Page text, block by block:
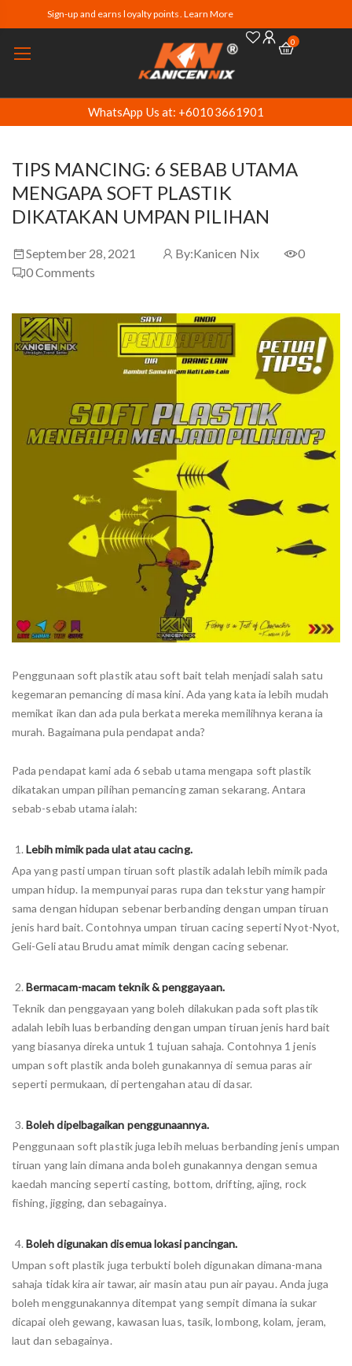
Sign-up and earns loyalty points. Learn More
0
WhatsApp Us at: +60103661901
TIPS MANCING: 6 SEBAB UTAMA
MENGAPA SOFT PLASTIK
DIKATAKAN UMPAN PILIHAN
September 28, 2021 By:Kanicen Nix
0
0Comments
Penggunaan soft plastik atau soft bait telah menjadi salah satu
kegemaran pemancing di masa kini. Ada yang kata ia lebih mudah
memikat ikan dan ada pula berkata mereka memilihnya kerana ia
murah. Bagaimana pula pendapat anda?
Pada pendapat kami ada 6 sebab utama mengapa soft plastik
dikatakan umpan pilihan pemancing zaman sekarang. Antara
sebab-sebab utama ialah:
Lebih mimik pada ulat atau cacing.
Apa yang pasti umpan tiruan soft plastik adalah lebih mimik pada
umpan hidup. Ia mempunyai paras rupa dan tekstur yang hampir
sama dengan hidupan sebenar berbanding dengan umpan tiruan
jenis hard bait. Contohnya umpan tiruan cacing seperti Nyot-Nyot,
Geli-Geli atau Brudu amat mimik dengan cacing sebenar.
Bermacam-macam teknik & penggayaan.
Teknik dan penggayaan yang boleh dilakukan pada soft plastik
adalah lebih luas berbanding dengan umpan tiruan jenis hard bait
yang biasanya direka untuk 1 tujuan sahaja. Contohnya 1 jenis
umpan soft plastik anda boleh gunakannya di semua paras air
seperti permukaan, di pertengahan atau di dasar.
Boleh dipelbagaikan penggunaannya.
Penggunaan soft plastik juga lebih meluas berbanding jenis umpan
tiruan yang lain dimana anda boleh gunakannya dengan semua
kaedah mancing seperti casting, bottom, drifting, ajing, rock
fishing, jigging, dan sebagainya.
Boleh digunakan disemua lokasi pancingan.
Umpan soft plastik juga terbukti boleh digunakan dimana-mana
sahaja tidak kira air tawar, air masin atau pun air payau. Anda juga
boleh menggunakannya ditempat yang sempit dimana ia sukar
dicapai oleh gewang, kawasan luas, tasik, lombong, kolam, jeram,
laut dan sebagainya.